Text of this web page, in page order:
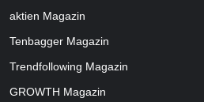
aktien Magazin
Tenbagger Magazin
Trendfollowing Magazin
GROWTH Magazin